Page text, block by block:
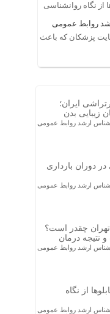
از نگاه روانشناسی
روابط عمومی
پزشکان که باعث
ایران؛
زیبایی بدن
ارشد روابط عمومی
دوران بارداری
ارشد روابط عمومی
تهران چقدر است؟
نتیجه درمان
ارشد روابط عمومی
از نگاه
ارشد روابط عمومی